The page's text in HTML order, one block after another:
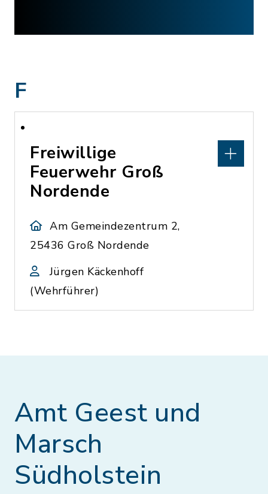
F
Freiwillige
Feuerwehr Groß
Nordende
Am Gemeindezentrum 2,
25436 Groß Nordende
Jürgen Käckenhoff
(Wehrführer)
Amt Geest und
Marsch
Südholstein